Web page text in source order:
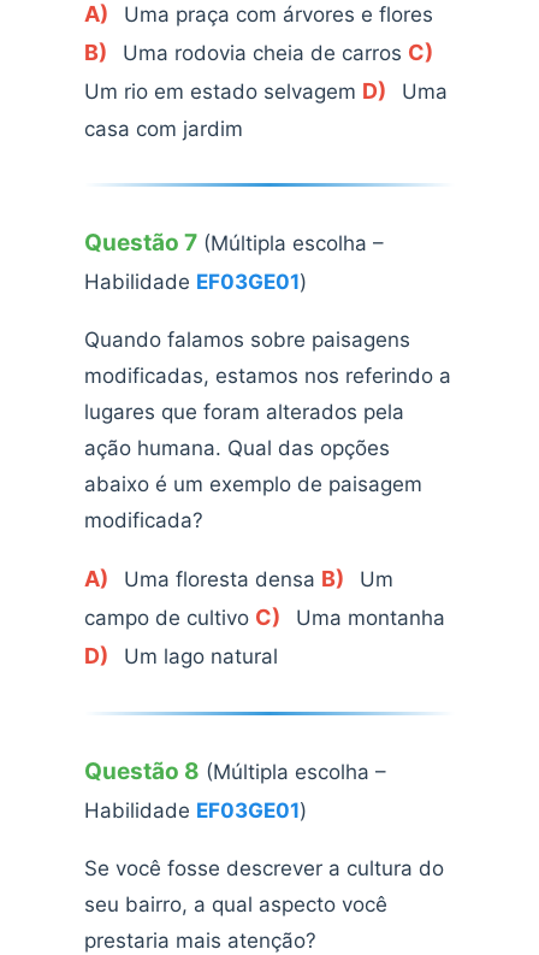
A) Uma praça com árvores e flores
B) Uma rodovia cheia de carros C)
Um rio em estado selvagem D)
Uma
casa com jardim
Questão 7 (Múltipla escolha –
Habilidade EF03GE01)
Quando falamos sobre paisagens
modificadas, estamos nos referindo a
lugares que foram alterados pela
ação humana. Qual das opções
abaixo é um exemplo de paisagem
modificada?
A) Uma floresta densa B)
Um
campo de cultivo C) Uma montanha
D) Um lago natural
Questão 8 (Múltipla escolha –
Habilidade EF03GE01)
Se você fosse descrever a cultura do
seu bairro, a qual aspecto você
prestaria mais atenção?